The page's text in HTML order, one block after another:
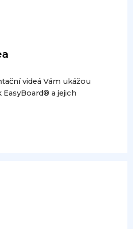
videá Vám ukážou
a jejich